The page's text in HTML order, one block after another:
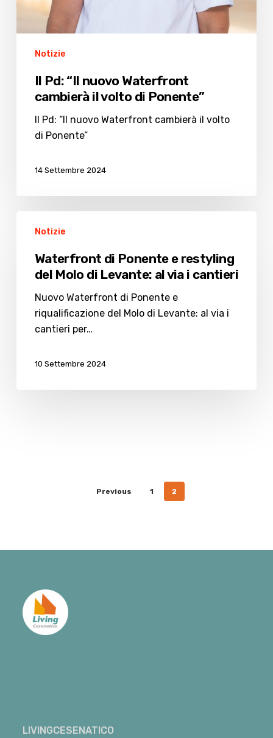
Notizie
Il Pd: “Il nuovo Waterfront
cambierà il volto di Ponente”
Il Pd: “Il nuovo Waterfront cambierà il volto
di Ponente”
14 Settembre 2024
restyling
Molo
Notizie
Waterfront di Ponente e restyling
del Molo di Levante: al via i cantieri
Nuovo Waterfront di Ponente e
riqualificazione del Molo di Levante: al via i
cantieri per…
10 Settembre 2024
Previous 1 2
LIVINGCESENATICO